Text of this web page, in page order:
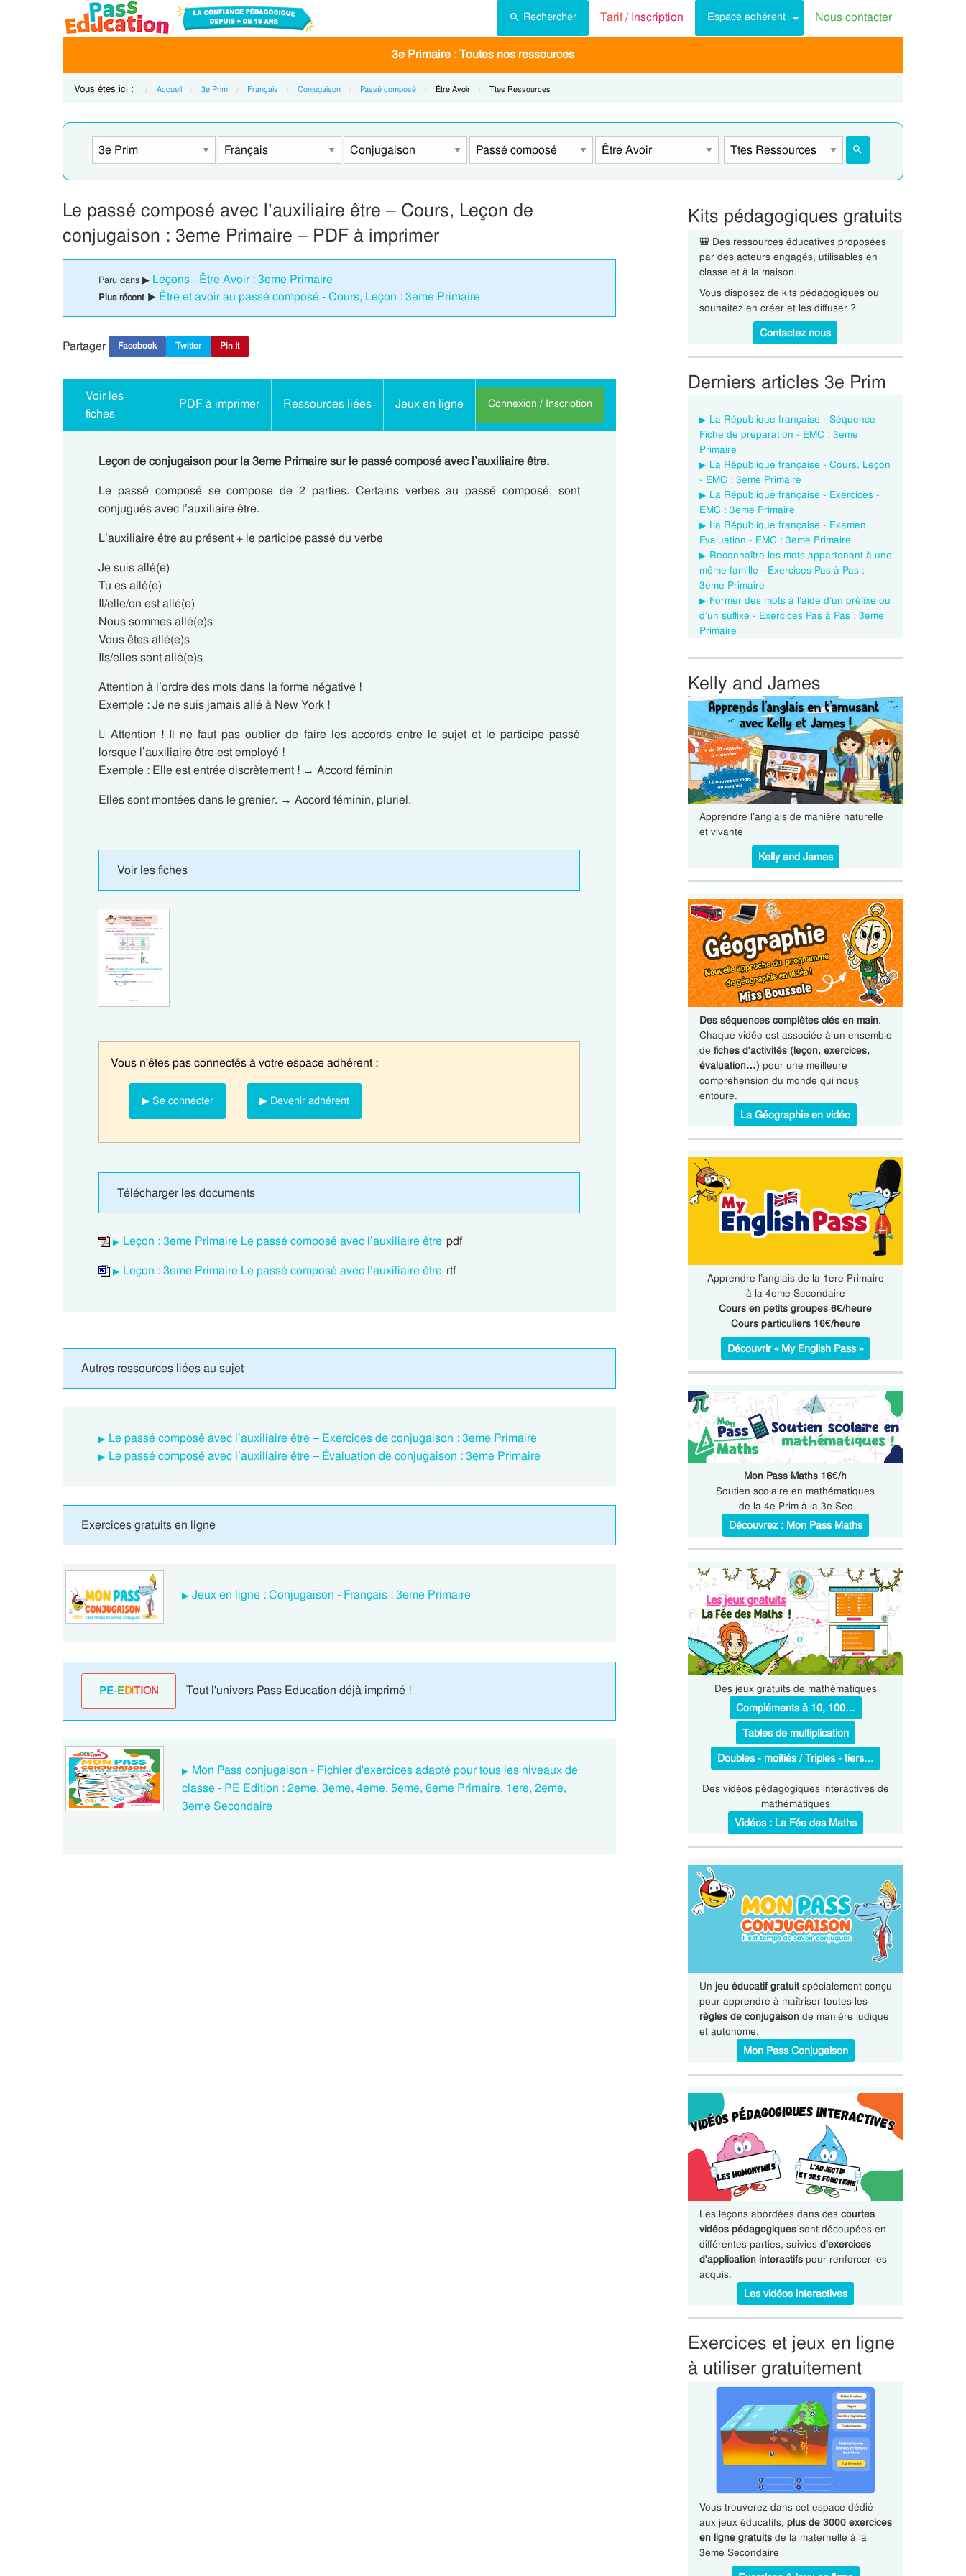
Rechercher Tarif /Inscription Espace adhérent Nous contacter
3e Primaire : Toutes nos ressources
Vous êtes ici : Accueil 3e Prim Français Conjugaison Passé composé Current:
Être Avoir Current:
Ttes Ressources
Le passé composé avec l’auxiliaire être – Cours, Leçon de
conjugaison : 3eme Primaire – PDF à imprimer
Paru dans ▶ Leçons - Être Avoir : 3eme Primaire
Plus récent ▶ Être et avoir au passé composé - Cours, Leçon : 3eme Primaire
Partager Facebook Twitter Pin It
Voir les
fiches
PDF à imprimer Ressources liées Jeux en ligne Connexion / Inscription
Leçon de conjugaison pour la 3eme Primaire sur le passé composé avec l’auxiliaire être.
Le passé composé se compose de 2 parties. Certains verbes au passé composé, sont
conjugués avec l’auxiliaire être.
L’auxiliaire être au présent + le participe passé du verbe
Je suis allé(e)
Tu es allé(e)
Il/elle/on est allé(e)
Nous sommes allé(e)s
Vous êtes allé(e)s
Ils/elles sont allé(e)s
Attention à l’ordre des mots dans la forme négative !
Exemple : Je ne suis jamais allé à New York !
 Attention ! Il ne faut pas oublier de faire les accords entre le sujet et le participe passé
lorsque l’auxiliaire être est employé !
Exemple : Elle est entrée discrètement ! → Accord féminin
Elles sont montées dans le grenier. → Accord féminin, pluriel.
Voir les fiches
Vous n'êtes pas connectés à votre espace adhérent :
▶ Se connecter ▶ Devenir adhérent
Télécharger les documents
Leçon : 3eme Primaire Le passé composé avec l’auxiliaire être pdf
Leçon : 3eme Primaire Le passé composé avec l’auxiliaire être rtf
Autres ressources liées au sujet
Le passé composé avec l’auxiliaire être – Exercices de conjugaison : 3eme Primaire
Le passé composé avec l’auxiliaire être – Évaluation de conjugaison : 3eme Primaire
Exercices gratuits en ligne
Jeux en ligne : Conjugaison - Français : 3eme Primaire
PE-EDITION Tout l'univers Pass Education déjà imprimé !
Mon Pass conjugaison - Fichier d'exercices adapté pour tous les niveaux de
classe - PE Edition : 2eme, 3eme, 4eme, 5eme, 6eme Primaire, 1ere, 2eme,
3eme Secondaire
Kits pédagogiques gratuits
🎒 Des ressources éducatives proposées
par des acteurs engagés, utilisables en
classe et à la maison.
Vous disposez de kits pédagogiques ou
souhaitez en créer et les diffuser ?
Contactez nous
Derniers articles 3e Prim
La République française - Séquence -
Fiche de préparation - EMC : 3eme
Primaire
La République française - Cours, Leçon
- EMC : 3eme Primaire
La République française - Exercices -
EMC : 3eme Primaire
La République française - Examen
Evaluation - EMC : 3eme Primaire
Reconnaître les mots appartenant à une
même famille - Exercices Pas à Pas :
3eme Primaire
Former des mots à l’aide d’un préfixe ou
d’un suffixe - Exercices Pas à Pas : 3eme
Primaire
Kelly and James
Apprendre l’anglais de manière naturelle
et vivante
Kelly and James
Des séquences complètes clés en main.
Chaque vidéo est associée à un ensemble
de fiches d'activités (leçon, exercices,
évaluation…) pour une meilleure
compréhension du monde qui nous
entoure.
La Géographie en vidéo
Apprendre l’anglais de la 1ere Primaire
à la 4eme Secondaire
Cours en petits groupes 6€/heure
Cours particuliers 16€/heure
Découvrir « My English Pass »
Mon Pass Maths 16€/h
Soutien scolaire en mathématiques
de la 4e Prim à la 3e Sec
Découvrez : Mon Pass Maths
Des jeux gratuits de mathématiques
Compléments à 10, 100…
Tables de multiplication
Doubles - moitiés / Triples - tiers…
Des vidéos pédagogiques interactives de
mathématiques
Vidéos : La Fée des Maths
Un jeu éducatif gratuitspécialement conçu
pour apprendre à maîtriser toutes les
règles de conjugaisonde manière ludique
et autonome.
Mon Pass Conjugaison
Les leçons abordées dans ces courtes
vidéos pédagogiquessont découpées en
différentes parties, suivies d'exercices
d'application interactifspour renforcer les
acquis.
Les vidéos interactives
Exercices et jeux en ligne
à utiliser gratuitement
Vous trouverez dans cet espace dédié
aux jeux éducatifs, plus de 3000 exercices
en ligne gratuitsde la maternelle à la
3eme Secondaire